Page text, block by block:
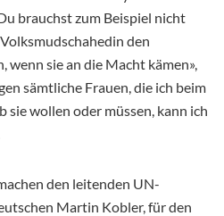
brauchst zum Beispiel nicht
den
wenn sie an die Macht kämen»,
sämtliche Frauen, die ich beim
sie wollen oder müssen, kann ich
den leitenden UN-
Martin Kobler, für den